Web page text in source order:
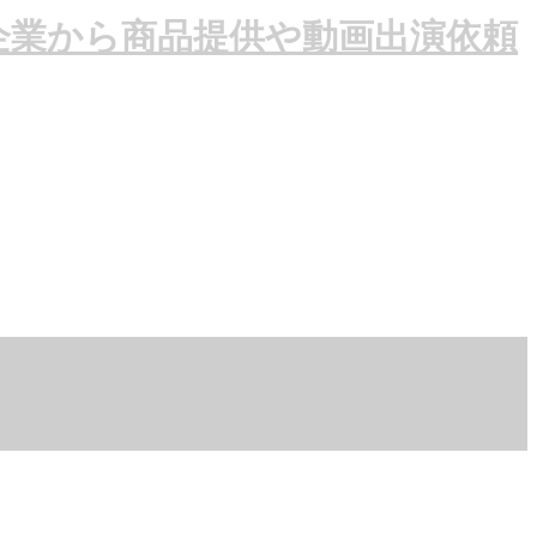
から商品提供や動画出演依頼